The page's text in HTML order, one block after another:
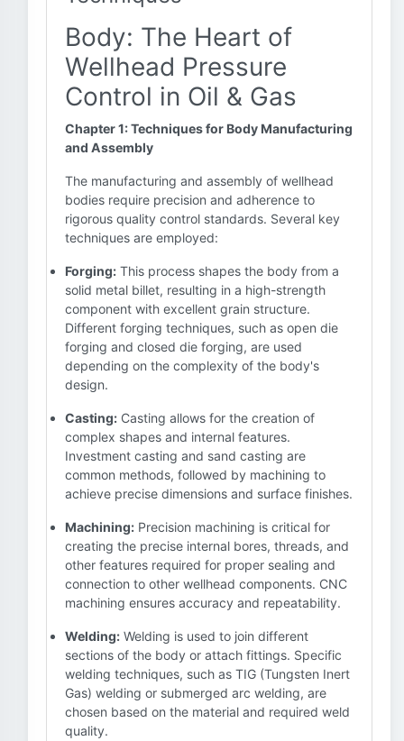
Body: The Heart of
Wellhead Pressure
Control in Oil & Gas
Chapter 1: Techniques for Body Manufacturing
and Assembly
The manufacturing and assembly of wellhead
bodies require precision and adherence to
rigorous quality control standards. Several key
techniques are employed:
Forging: This process shapes the body from a
solid metal billet, resulting in a high-strength
component with excellent grain structure.
Different forging techniques, such as open die
forging and closed die forging, are used
depending on the complexity of the body's
design.
Casting: Casting allows for the creation of
complex shapes and internal features.
Investment casting and sand casting are
common methods, followed by machining to
achieve precise dimensions and surface finishes.
Machining: Precision machining is critical for
creating the precise internal bores, threads, and
other features required for proper sealing and
connection to other wellhead components. CNC
machining ensures accuracy and repeatability.
Welding: Welding is used to join different
sections of the body or attach fittings. Specific
welding techniques, such as TIG (Tungsten Inert
Gas) welding or submerged arc welding, are
chosen based on the material and required weld
quality.